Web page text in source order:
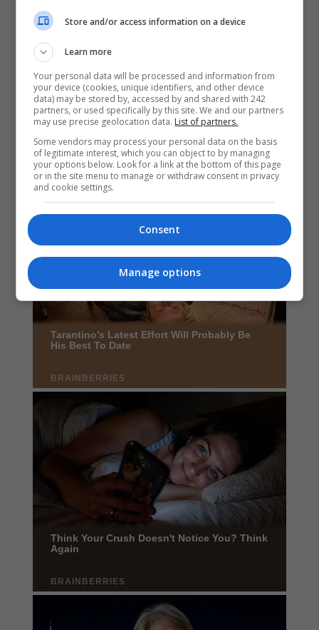
Store and/or access information on a device
Learn more
Your personal data will be processed and information from
your device (cookies, unique identifiers, and other device
data) may be stored by, accessed by and shared with 242
partners, or used specifically by this site. We and our partners
may use precise geolocation data. List of partners.
Some vendors may process your personal data on the basis
of legitimate interest, which you can object to by managing
your options below. Look for a link at the bottom of this page
or in the site menu to manage or withdraw consent in privacy
and cookie settings.
Consent
Manage options